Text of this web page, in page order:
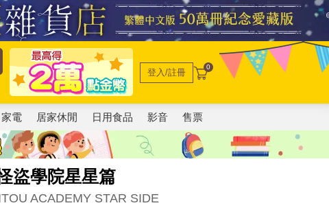
登入/註冊 0
家電 居家休閒 日用食品 影音 售票
盜學院星星篇
ACADEMY STAR SIDE